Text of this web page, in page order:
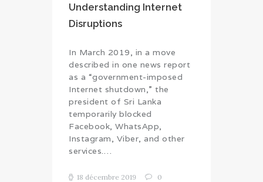
Understanding Internet
Disruptions
In March 2019, in a move
described in one news report
as a “government-imposed
Internet shutdown,” the
president of Sri Lanka
temporarily blocked
Facebook, WhatsApp,
Instagram, Viber, and other
services.…
18 décembre 2019 0